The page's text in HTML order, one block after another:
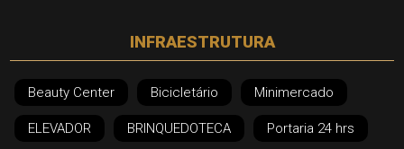
INFRAESTRUTURA
Beauty Center Bicicletário Minimercado
ELEVADOR BRINQUEDOTECA Portaria 24 hrs